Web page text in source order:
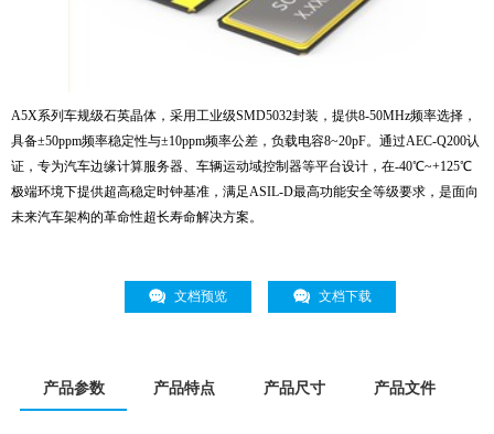
A5X系列车规级石英晶体，采用工业级SMD5032封装，提供8-50MHz频率选择，
具备±50ppm频率稳定性与±10ppm频率公差，负载电容8~20pF。通过AEC-Q200认
证，专为汽车边缘计算服务器、车辆运动域控制器等平台设计，在-40℃~+125℃
极端环境下提供超高稳定时钟基准，满足ASIL-D最高功能安全等级要求，是面向
未来汽车架构的革命性超长寿命解决方案。
文档预览 文档下载
产品参数 产品特点 产品尺寸 产品文件